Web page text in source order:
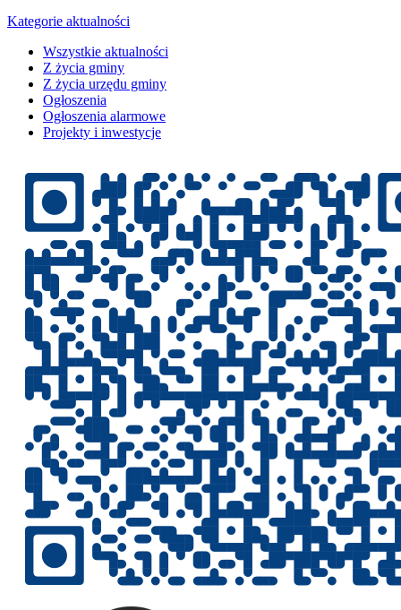
Kategorie aktualności
Wszystkie aktualności
Z życia gminy
Z życia urzędu gminy
Ogłoszenia
Ogłoszenia alarmowe
Projekty i inwestycje